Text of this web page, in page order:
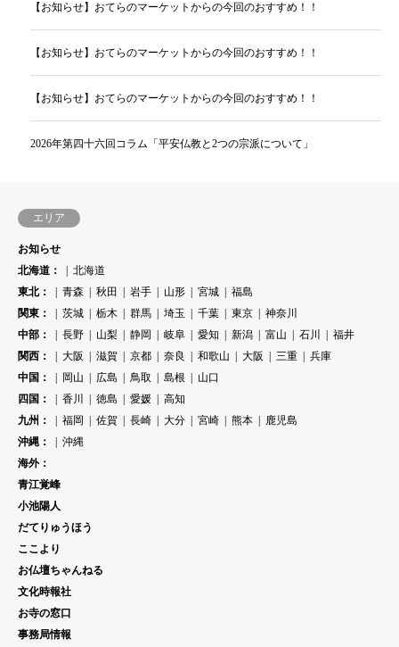
【お知らせ】おてらのマーケットからの今回のおすすめ！！
【お知らせ】おてらのマーケットからの今回のおすすめ！！
【お知らせ】おてらのマーケットからの今回のおすすめ！！
2026年第四十六回コラム「平安仏教と2つの宗派について」
エリア
お知らせ
北海道：
北海道
東北：
青森 秋田 岩手 山形 宮城
福島
関東：
茨城 栃木 群馬 埼玉 千葉 東京
神奈川
中部：
長野 山梨 静岡 岐阜 愛知 新潟 富山 石川
福井
関西：
大阪 滋賀 京都 奈良 和歌山 大阪 三重
兵庫
中国：
岡山 広島 鳥取 島根
山口
四国：
香川 徳島 愛媛
高知
九州：
福岡 佐賀 長崎 大分 宮崎 熊本
鹿児島
沖縄：
沖縄
海外：
青江覚峰
小池陽人
だてりゅうほう
ここより
お仏壇ちゃんねる
文化時報社
お寺の窓口
事務局情報